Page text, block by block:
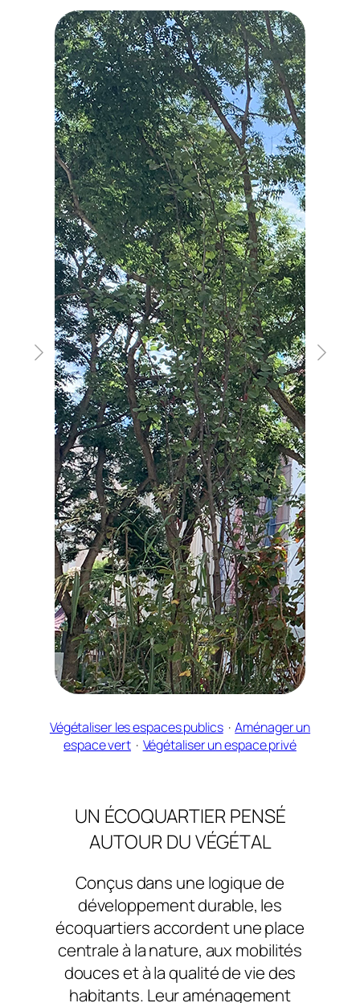
Végétaliser les espaces publics
  ·
Aménager un
espace vert
  ·
Végétaliser un espace privé
UN ÉCOQUARTIER PENSÉ
AUTOUR DU VÉGÉTAL
Conçus dans une logique de
développement durable, les
écoquartiers accordent une place
centrale à la nature, aux mobilités
douces et à la qualité de vie des
habitants. Leur aménagement